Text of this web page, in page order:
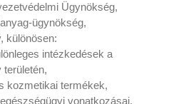
Ügynökség,
ügynökség,
különösen:
intézkedések a
területén,
kozmetikai termékek,
vonatkozásai,